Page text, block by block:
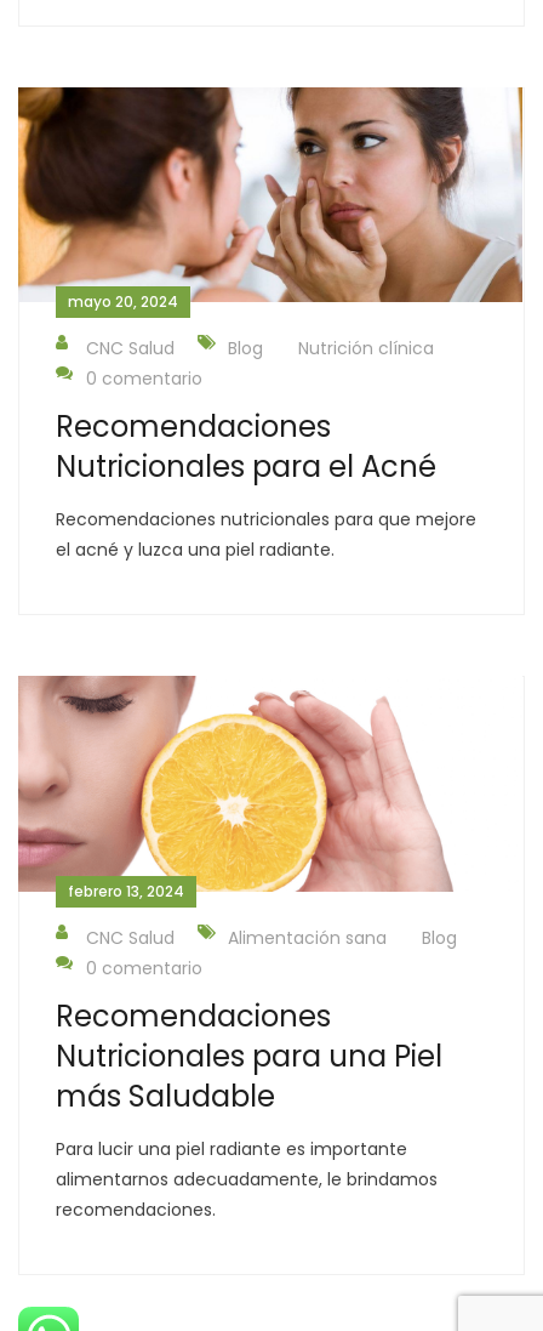
mayo 20, 2024
CNC Salud Blog
Nutrición clínica
0 comentario
Recomendaciones
Nutricionales para el Acné
Recomendaciones nutricionales para que mejore
el acné y luzca una piel radiante.
febrero 13, 2024
CNC Salud Alimentación sana
Blog
0 comentario
Recomendaciones
Nutricionales para una Piel
más Saludable
Para lucir una piel radiante es importante
alimentarnos adecuadamente, le brindamos
recomendaciones.